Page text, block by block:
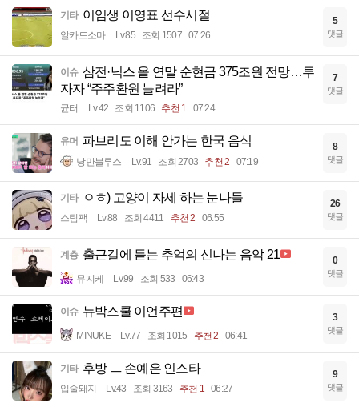
기타 이임생 이영표 선수시절
알카드소마 Lv.85 조회 1507 07:26
5
댓글
이슈 삼전·닉스 올 연말 순현금 375조원 전망…투
자자 “주주환원 늘려라”
균터 Lv.42 조회 1106 추천 1 07:24
7
댓글
유머 파브리도 이해 안가는 한국 음식
낭만블루스 Lv.91 조회 2703 추천 2 07:19
8
댓글
기타 ㅇㅎ) 고양이 자세 하는 눈나들
스팀팩 Lv.88 조회 4411 추천 2 06:55
26
댓글
계층 출근길에 듣는 추억의 신나는 음악 21
뮤지케 Lv.99 조회 533 06:43
0
댓글
이슈 뉴박스쿨 이언주편
MINUKE Lv.77 조회 1015 추천 2 06:41
3
댓글
기타 후방 ㅡ 손예은 인스타
입술돼지 Lv.43 조회 3163 추천 1 06:27
9
댓글